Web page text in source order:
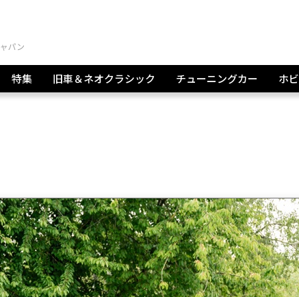
特集 旧車＆ネオクラシック チューニングカー ホ